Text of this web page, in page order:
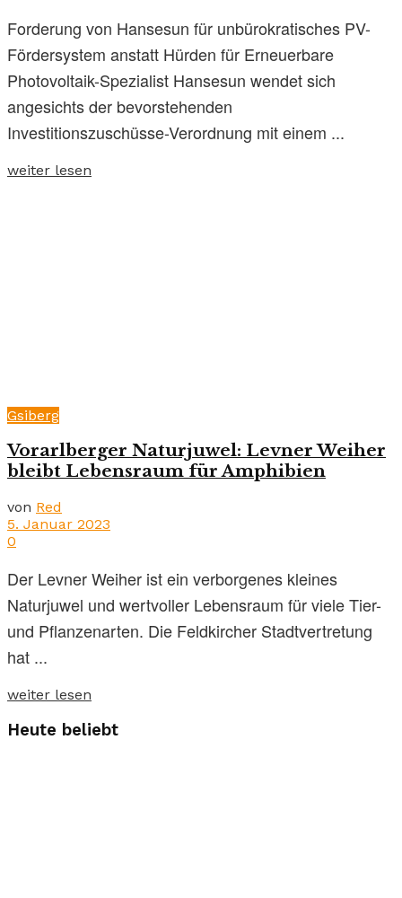
Forderung von Hansesun für unbürokratisches PV-
Fördersystem anstatt Hürden für Erneuerbare
Photovoltaik-Spezialist Hansesun wendet sich
angesichts der bevorstehenden
Investitionszuschüsse-Verordnung mit einem ...
weiter lesen
Gsiberg
Vorarlberger Naturjuwel: Levner Weiher
bleibt Lebensraum für Amphibien
von Red
5. Januar 2023
0
Der Levner Weiher ist ein verborgenes kleines
Naturjuwel und wertvoller Lebensraum für viele Tier-
und Pflanzenarten. Die Feldkircher Stadtvertretung
hat ...
weiter lesen
Heute beliebt